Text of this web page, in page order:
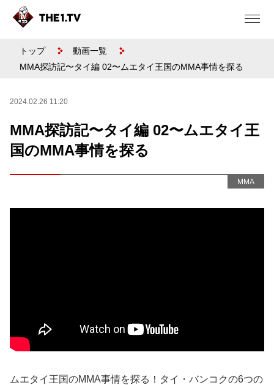
トップ
動画一覧
MMA探訪記〜タイ編 02〜ムエタイ王国のMMA事情を探る
2024.02.26 11:20
MMA探訪記〜タイ編 02〜ムエタイ王
国のMMA事情を探る
MMA
ムエタイ王国のMMA事情を探る！タイ・バンコクの6つの